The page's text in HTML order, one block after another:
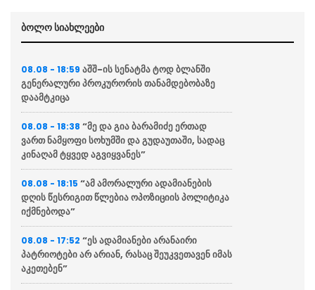
ბოლო სიახლეები
08.08 - 18:59 აშშ-ის სენატმა ტოდ ბლანში
გენერალური პროკურორის თანამდებობაზე
დაამტკიცა
08.08 - 18:38 “მე და გია ბარამიძე ერთად
ვართ ნამყოფი სოხუმში და გუდაუთაში, სადაც
კინაღამ ტყვედ აგვიყვანეს”
08.08 - 18:15 “ამ ამორალური ადამიანების
დღის წესრიგით წლებია ოპოზიციის პოლიტიკა
იქმნებოდა”
08.08 - 17:52 “ეს ადამიანები არანაირი
პატრიოტები არ არიან, რასაც შეუკვეთავენ იმას
აკეთებენ”